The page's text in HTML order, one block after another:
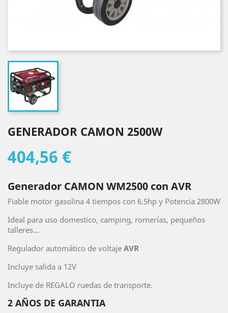
GENERADOR CAMON 2500W
404,56 €
Generador CAMON WM2500 con AVR
Fiable motor gasolina 4 tiempos con 6.5hp y Potencia 2800W
Ideal para uso domestico, camping, romerías, pequeños
talleres...
Regulador automático de voltaje AVR
Incluye salida a 12V
Incluye de REGALO ruedas de transporte.
2 AÑOS DE GARANTIA